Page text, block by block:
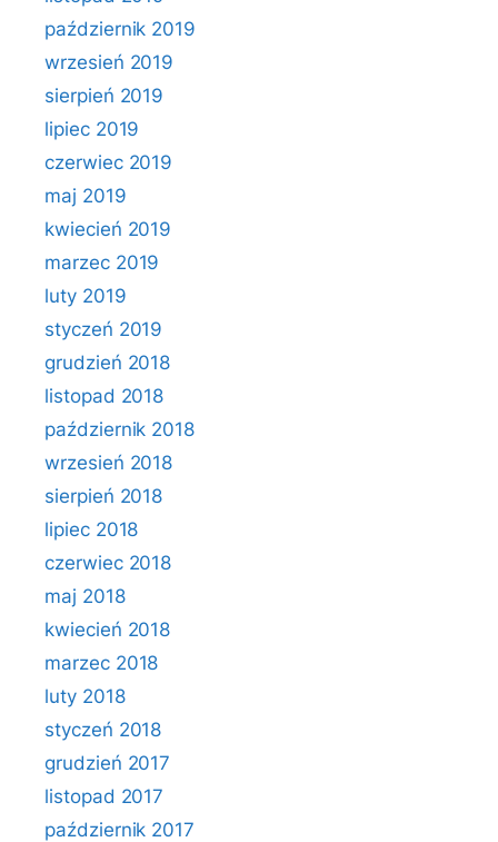
październik 2019
wrzesień 2019
sierpień 2019
lipiec 2019
czerwiec 2019
maj 2019
kwiecień 2019
marzec 2019
luty 2019
styczeń 2019
grudzień 2018
listopad 2018
październik 2018
wrzesień 2018
sierpień 2018
lipiec 2018
czerwiec 2018
maj 2018
kwiecień 2018
marzec 2018
luty 2018
styczeń 2018
grudzień 2017
listopad 2017
październik 2017